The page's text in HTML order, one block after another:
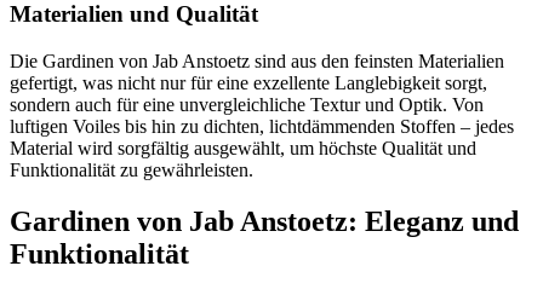
Materialien und Qualität
Die Gardinen von Jab Anstoetz sind aus den feinsten Materialien
gefertigt, was nicht nur für eine exzellente Langlebigkeit sorgt,
sondern auch für eine unvergleichliche Textur und Optik. Von
luftigen Voiles bis hin zu dichten, lichtdämmenden Stoffen – jedes
Material wird sorgfältig ausgewählt, um höchste Qualität und
Funktionalität zu gewährleisten.
Gardinen von Jab Anstoetz: Eleganz und
Funktionalität